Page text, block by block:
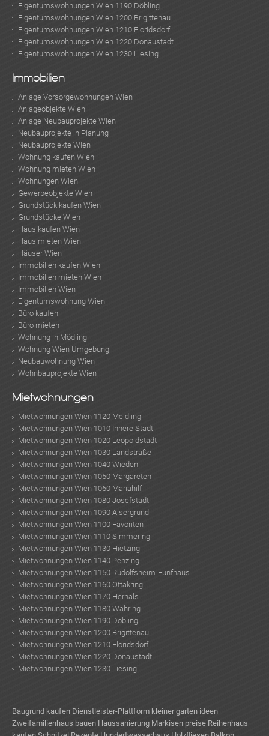
Eigentumswohnungen Wien 1190 Döbling
Eigentumswohnungen Wien 1200 Brigittenau
Eigentumswohnungen Wien 1210 Floridsdorf
Eigentumswohnungen Wien 1220 Donaustadt
Eigentumswohnungen Wien 1230 Liesing
Immobilien
Anlage Vorsorgewohnungen Wien
Anlageobjekte Wien
Anlage Neubauprojekte Wien
Neubauprojekte in Planung
Neubauprojekte Wien
Wohnung kaufen Wien
Wohnung mieten Wien
Wohnungen Wien
Gewerbeobjekte Wien
Grundstück kaufen Wien
Grundstücke Wien
Haus kaufen Wien
Haus mieten Wien
Häuser Wien
Immobilien kaufen Wien
Immobilien mieten Wien
Immobilien Wien
Eigentumswohnung Wien
Büro kaufen
Büro mieten
Wohnung in Mödling
Wohnung Wien Umgebung
Neubauwohnung Wien
Wohnbauprojekte Wien
Mietwohnungen
Mietwohnungen Wien 1120 Meidling
Mietwohnungen Wien 1010 Innere Stadt
Mietwohnungen Wien 1020 Leopoldstadt
Mietwohnungen Wien 1030 Landstraße
Mietwohnungen Wien 1040 Wieden
Mietwohnungen Wien 1050 Margareten
Mietwohnungen Wien 1060 Mariahilf
Mietwohnungen Wien 1080 Josefstadt
Mietwohnungen Wien 1090 Alsergrund
Mietwohnungen Wien 1100 Favoriten
Mietwohnungen Wien 1110 Simmering
Mietwohnungen Wien 1130 Hietzing
Mietwohnungen Wien 1140 Penzing
Mietwohnungen Wien 1150 Rudolfsheim-Fünfhaus
Mietwohnungen Wien 1160 Ottakring
Mietwohnungen Wien 1170 Hernals
Mietwohnungen Wien 1180 Währing
Mietwohnungen Wien 1190 Döbling
Mietwohnungen Wien 1200 Brigittenau
Mietwohnungen Wien 1210 Floridsdorf
Mietwohnungen Wien 1220 Donaustadt
Mietwohnungen Wien 1230 Liesing
Baugrund kaufen Dienstleister-Plattform kleiner garten ideen
Zweifamilienhaus bauen Haussanierung Markisen preise Reihenhaus